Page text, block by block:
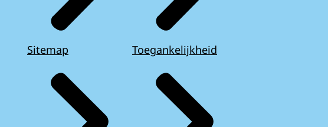
Sitemap Toegankelijkheid